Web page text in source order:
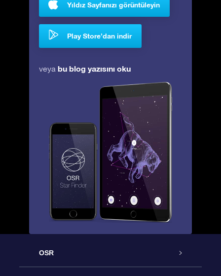
Yıldız Sayfanızı görüntüleyin
Play Store’dan indir
veya bu blog yazısını oku
OSR